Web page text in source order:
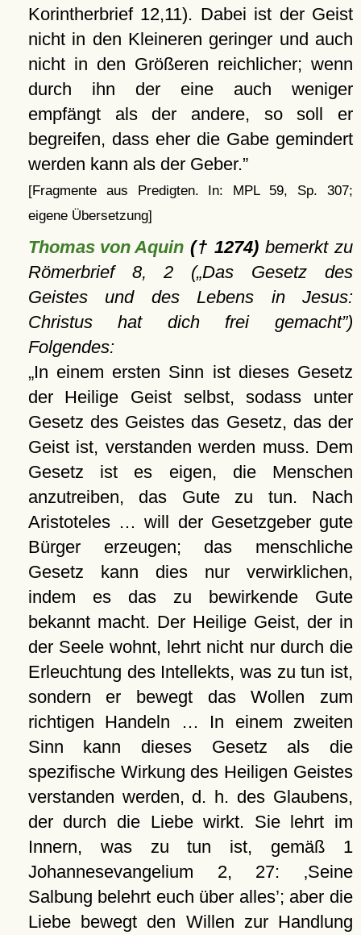
Korintherbrief 12,11). Dabei ist der Geist
nicht in den Kleineren geringer und auch
nicht in den Größeren reichlicher; wenn
durch ihn der eine auch weniger
empfängt als der andere, so soll er
begreifen, dass eher die Gabe gemindert
werden kann als der Geber.
[Fragmente aus Predigten. In: MPL 59, Sp. 307;
eigene Übersetzung]
Thomas von Aquin(† 1274) bemerkt zu
Römerbrief 8, 2 ( Das Gesetz des
Geistes und des Lebens in Jesus:
Christus hat dich frei gemacht )
Folgendes:
In einem ersten Sinn ist dieses Gesetz
der Heilige Geist selbst, sodass unter
Gesetz des Geistes das Gesetz, das der
Geist ist, verstanden werden muss. Dem
Gesetz ist es eigen, die Menschen
anzutreiben, das Gute zu tun. Nach
Aristoteles … will der Gesetzgeber gute
Bürger erzeugen; das menschliche
Gesetz kann dies nur verwirklichen,
indem es das zu bewirkende Gute
bekannt macht. Der Heilige Geist, der in
der Seele wohnt, lehrt nicht nur durch die
Erleuchtung des Intellekts, was zu tun ist,
sondern er bewegt das Wollen zum
richtigen Handeln … In einem zweiten
Sinn kann dieses Gesetz als die
spezifische Wirkung des Heiligen Geistes
verstanden werden, d. h. des Glaubens,
der durch die Liebe wirkt. Sie lehrt im
Innern, was zu tun ist, gemäß 1
Johannesevangelium 2, 27:
Seine
Salbung belehrt euch über alles ; aber die
Liebe bewegt den Willen zur Handlung